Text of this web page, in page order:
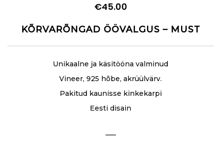
€45.00
KÕRVARÕNGAD ÖÖVALGUS – MUST
Unikaalne ja käsitööna valminud
Vineer, 925 hõbe, akrüülvärv.
Pakitud kaunisse kinkekarpi
Eesti disain